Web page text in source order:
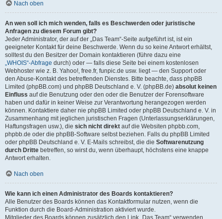
Nach oben
An wen soll ich mich wenden, falls es Beschwerden oder juristische
Anfragen zu diesem Forum gibt?
Jeder Administrator, der auf der „Das Team“-Seite aufgeführt ist, ist ein
geeigneter Kontakt für deine Beschwerde. Wenn du so keine Antwort erhältst,
solltest du den Besitzer der Domain kontaktieren (führe dazu eine
„WHOIS“-Abfrage durch) oder — falls diese Seite bei einem kostenlosen
Webhoster wie z. B. Yahoo!, free.fr, funpic.de usw. liegt — den Support oder
den Abuse-Kontakt des betreffenden Dienstes. Bitte beachte, dass phpBB
Limited (phpBB.com) und phpBB Deutschland e. V. (phpBB.de) absolut keinen
Einfluss auf die Benutzung oder den oder die Benutzer der Forensoftware
haben und dafür in keiner Weise zur Verantwortung herangezogen werden
können. Kontaktiere daher nie phpBB Limited oder phpBB Deutschland e. V. in
Zusammenhang mit jeglichen juristischen Fragen (Unterlassungserklärungen,
Haftungsfragen usw.), die sich nicht direkt auf die Websiten phpbb.com,
phpbb.de oder die phpBB-Software selbst beziehen. Falls du phpBB Limited
oder phpBB Deutschland e. V. E-Mails schreibst, die die Softwarenutzung
durch Dritte betreffen, so wirst du, wenn überhaupt, höchstens eine knappe
Antwort erhalten.
Nach oben
Wie kann ich einen Administrator des Boards kontaktieren?
Alle Benutzer des Boards können das Kontaktformular nutzen, wenn die
Funktion durch die Board-Administration aktiviert wurde.
Mitglieder des Boards können zusätzlich den Link „Das Team“ verwenden.